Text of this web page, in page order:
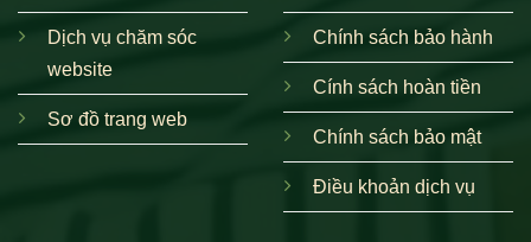
Dịch vụ chăm sóc
website
Sơ đồ trang web
Chính sách bảo hành
Cính sách hoàn tiền
Chính sách bảo mật
Điều khoản dịch vụ